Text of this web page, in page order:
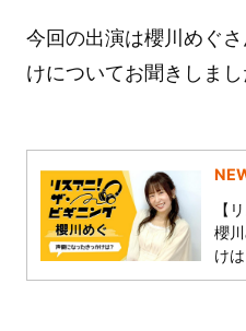
今回の出演は櫻川めぐ
けについてお聞きしまし
【
櫻
け